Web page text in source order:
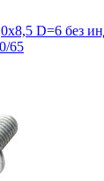
D=6 без
65